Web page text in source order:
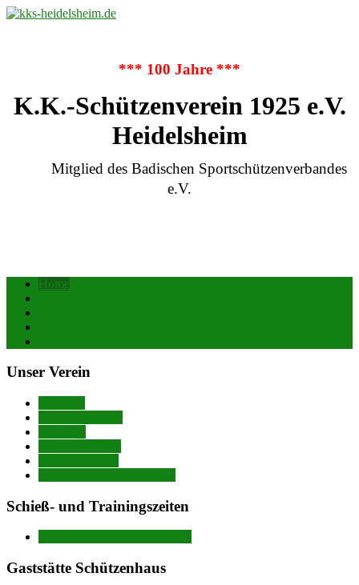
*** 100 Jahre ***
K.K.-Schützenverein 1925 e.V.
Heidelsheim
Mitglied des Badischen Sportschützenverbandes
e.V.
Home
Unser Verein
Schieß- und Trainingszeiten
Gaststätte Schützenhaus